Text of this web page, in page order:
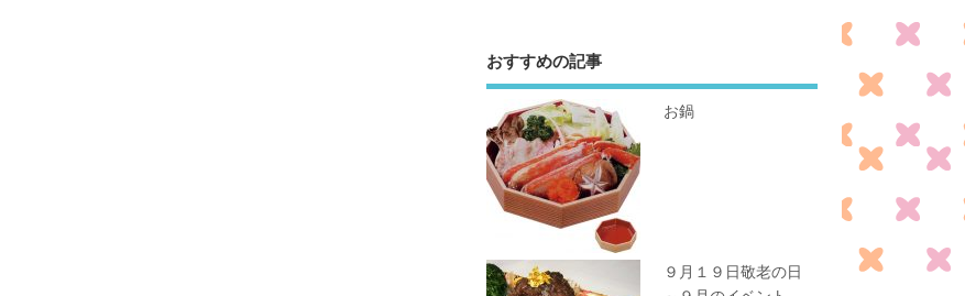
おすすめの記事
お鍋
９月１９日敬老の日